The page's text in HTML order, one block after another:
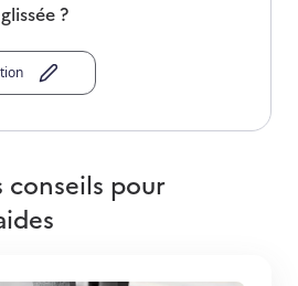
?
conseils pour